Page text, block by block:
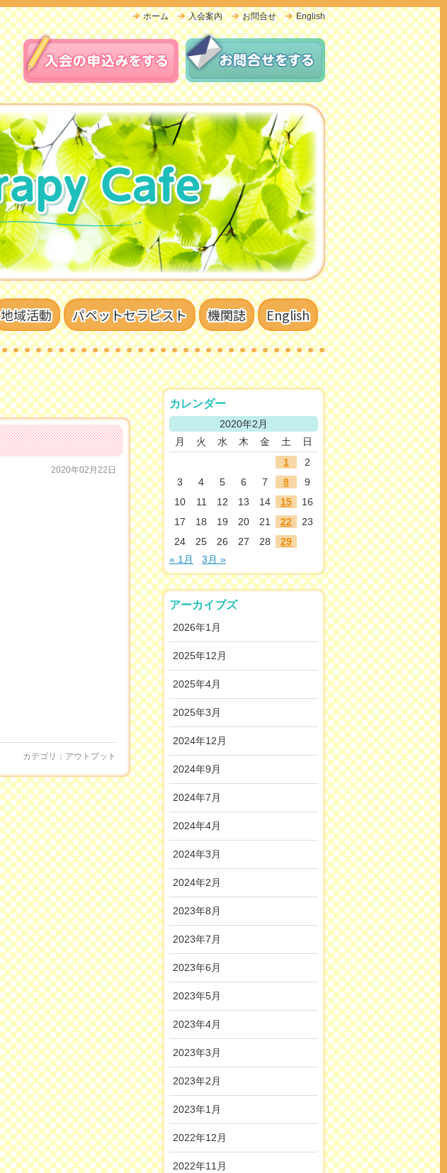
ホーム 入会案内 お問合せ English
地域活動 パペットセラピスト 機関誌 English
2020年02月22日
カテゴリ： アウトプット
カレンダー
2020年2月
月
火 水 木 金 土
日
1
2
3
4 5 6 7 8
9
10
11 12 13 14 15
16
17
18 19 20 21 22
23
24
25 26 27 28
29
« 1月
3月 »
アーカイブズ
2026年1月
2025年12月
2025年4月
2025年3月
2024年12月
2024年9月
2024年7月
2024年4月
2024年3月
2024年2月
2023年8月
2023年7月
2023年6月
2023年5月
2023年4月
2023年3月
2023年2月
2023年1月
2022年12月
2022年11月